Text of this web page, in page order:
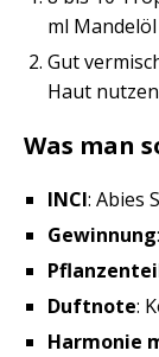
ml
Gut
Haut nutzen
Was man
INCI: Abies
Gewinnung
Duftnote:
Harmonie